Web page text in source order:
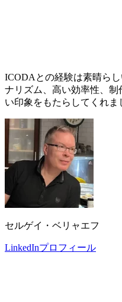
ICODAとの経験は素晴ら
ナリズム、高い効率性、制
い印象をもたらしてくれま
セルゲイ・ベリャエフ
LinkedInプロフィール